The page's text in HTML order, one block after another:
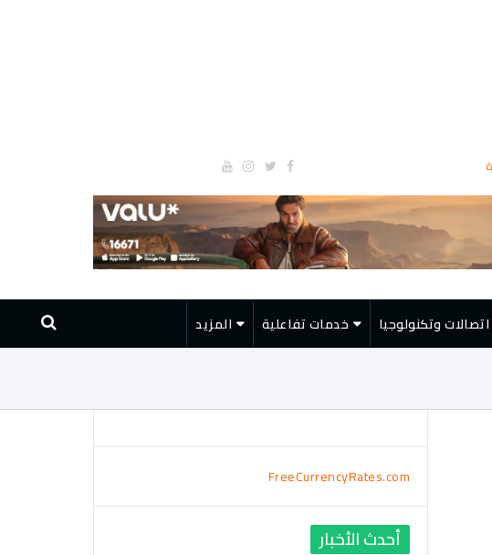
اتصالات وتكنولوجيا خدمات تفاعلية المزيد
FreeCurrencyRates.com
أحدث الأخبار